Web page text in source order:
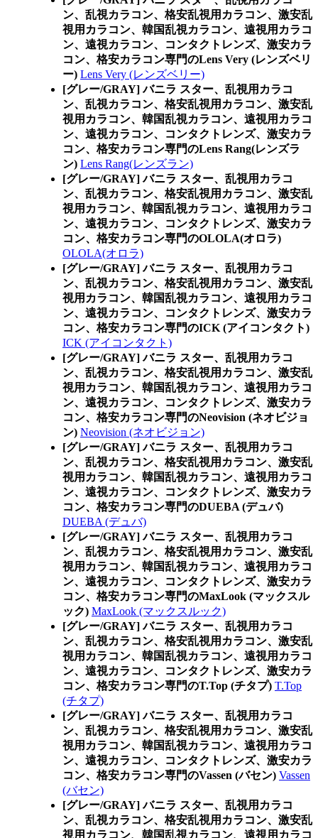
ン、乱視カラコン、格安乱視用カラコン、激安乱
視用カラコン、韓国乱視カラコン、遠視用カラコ
ン、遠視カラコン、コンタクトレンズ、激安カラ
コン、格安カラコン専門のLens Very (レンズベリ
ー) Lens Very (レンズベリー)
[グレー/GRAY] バニラ スター、乱視用カラコ
ン、乱視カラコン、格安乱視用カラコン、激安乱
視用カラコン、韓国乱視カラコン、遠視用カラコ
ン、遠視カラコン、コンタクトレンズ、激安カラ
コン、格安カラコン専門のLens Rang(レンズラ
ン) Lens Rang(レンズラン)
[グレー/GRAY] バニラ スター、乱視用カラコ
ン、乱視カラコン、格安乱視用カラコン、激安乱
視用カラコン、韓国乱視カラコン、遠視用カラコ
ン、遠視カラコン、コンタクトレンズ、激安カラ
コン、格安カラコン専門のOLOLA(オロラ)
OLOLA(オロラ)
[グレー/GRAY] バニラ スター、乱視用カラコ
ン、乱視カラコン、格安乱視用カラコン、激安乱
視用カラコン、韓国乱視カラコン、遠視用カラコ
ン、遠視カラコン、コンタクトレンズ、激安カラ
コン、格安カラコン専門のICK (アイコンタクト)
ICK (アイコンタクト)
[グレー/GRAY] バニラ スター、乱視用カラコ
ン、乱視カラコン、格安乱視用カラコン、激安乱
視用カラコン、韓国乱視カラコン、遠視用カラコ
ン、遠視カラコン、コンタクトレンズ、激安カラ
コン、格安カラコン専門のNeovision (ネオビジョ
ン) Neovision (ネオビジョン)
[グレー/GRAY] バニラ スター、乱視用カラコ
ン、乱視カラコン、格安乱視用カラコン、激安乱
視用カラコン、韓国乱視カラコン、遠視用カラコ
ン、遠視カラコン、コンタクトレンズ、激安カラ
コン、格安カラコン専門のDUEBA (デュバ)
DUEBA (デュバ)
[グレー/GRAY] バニラ スター、乱視用カラコ
ン、乱視カラコン、格安乱視用カラコン、激安乱
視用カラコン、韓国乱視カラコン、遠視用カラコ
ン、遠視カラコン、コンタクトレンズ、激安カラ
コン、格安カラコン専門のMaxLook (マックスル
ック) MaxLook (マックスルック)
[グレー/GRAY] バニラ スター、乱視用カラコ
ン、乱視カラコン、格安乱視用カラコン、激安乱
視用カラコン、韓国乱視カラコン、遠視用カラコ
ン、遠視カラコン、コンタクトレンズ、激安カラ
コン、格安カラコン専門のT.Top (チタプ) T.Top
(チタプ)
[グレー/GRAY] バニラ スター、乱視用カラコ
ン、乱視カラコン、格安乱視用カラコン、激安乱
視用カラコン、韓国乱視カラコン、遠視用カラコ
ン、遠視カラコン、コンタクトレンズ、激安カラ
コン、格安カラコン専門のVassen (バセン) Vassen
(バセン)
[グレー/GRAY] バニラ スター、乱視用カラコ
ン、乱視カラコン、格安乱視用カラコン、激安乱
視用カラコン、韓国乱視カラコン、遠視用カラコ